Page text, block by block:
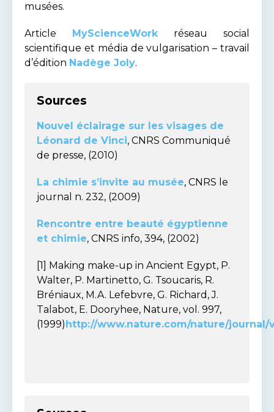
musées.
Article MyScienceWorkréseau social
scientifique et média de vulgarisation – travail
d’édition Nadège Joly.
Sources
Nouvel éclairage sur les visages de
Léonard de Vinci, CNRS Communiqué
de presse, (2010)
La chimie s’invite au musée, CNRS le
journal n. 232, (2009)
Rencontre entre beauté égyptienne
et chimie, CNRS info, 394, (2002)
[1] Making make-up in Ancient Egypt, P.
Walter, P. Martinetto, G. Tsoucaris, R.
Bréniaux, M.A. Lefebvre, G. Richard, J.
Talabot, E. Dooryhee, Nature, vol. 997,
(1999)http://www.nature.com/nature/journal/